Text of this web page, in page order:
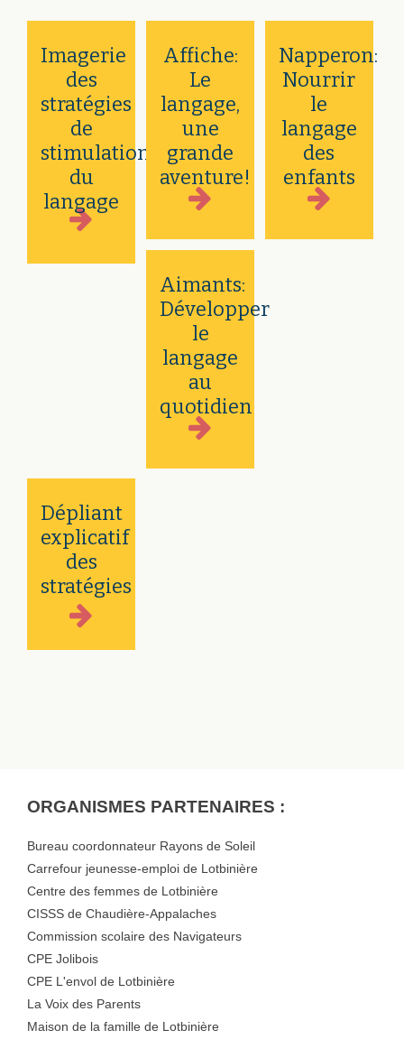
Imagerie
des
stratégies
de
stimulation
du
langage
Affiche:
Le
langage,
une
grande
aventure!
Napperon:
Nourrir
le
langage
des
enfants
Aimants:
Développer
le
langage
au
quotidien
Dépliant
explicatif
des
stratégies
ORGANISMES PARTENAIRES :
Bureau coordonnateur Rayons de Soleil
Carrefour jeunesse-emploi de Lotbinière
Centre des femmes de Lotbinière
CISSS de Chaudière-Appalaches
Commission scolaire des Navigateurs
CPE Jolibois
CPE L'envol de Lotbinière
La Voix des Parents
Maison de la famille de Lotbinière